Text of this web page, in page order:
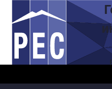
Перейти к основному